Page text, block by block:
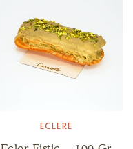
ECLERE